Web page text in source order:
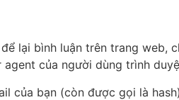
lại bình luận trên trang web,
của người dùng trình
của bạn (còn được gọi là